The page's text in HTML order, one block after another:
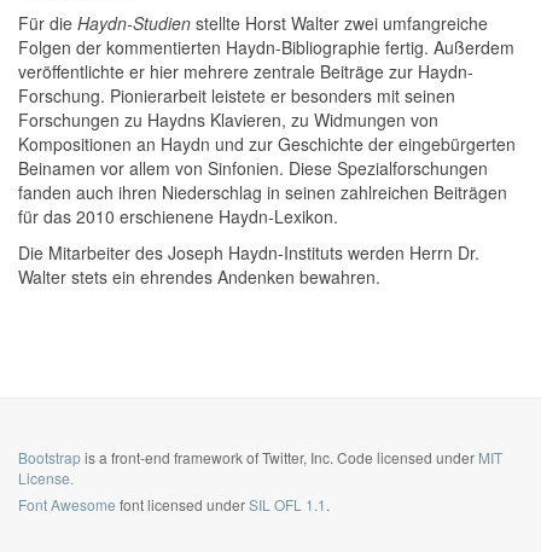
Für die Haydn-Studien stellte Horst Walter zwei umfangreiche
Folgen der kommentierten Haydn-Bibliographie fertig. Außerdem
veröffentlichte er hier mehrere zentrale Beiträge zur Haydn-
Forschung. Pionierarbeit leistete er besonders mit seinen
Forschungen zu Haydns Klavieren, zu Widmungen von
Kompositionen an Haydn und zur Geschichte der eingebürgerten
Beinamen vor allem von Sinfonien. Diese Spezialforschungen
fanden auch ihren Niederschlag in seinen zahlreichen Beiträgen
für das 2010 erschienene Haydn-Lexikon.
Die Mitarbeiter des Joseph Haydn-Instituts werden Herrn Dr.
Walter stets ein ehrendes Andenken bewahren.
Bootstrapis a front-end framework of Twitter, Inc. Code licensed under MIT
License.
Font Awesome font licensed underSIL OFL 1.1 .